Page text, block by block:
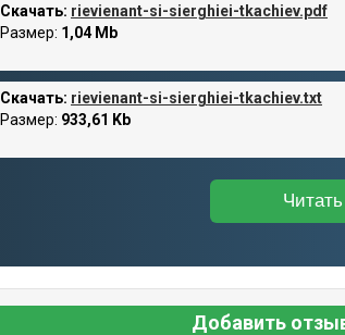
Скачать: rievienant-si-sierghiei-tkachiev.pdf
Размер: 1,04 Mb
Скачать: rievienant-si-sierghiei-tkachiev.txt
Размер: 933,61 Kb
Добавить